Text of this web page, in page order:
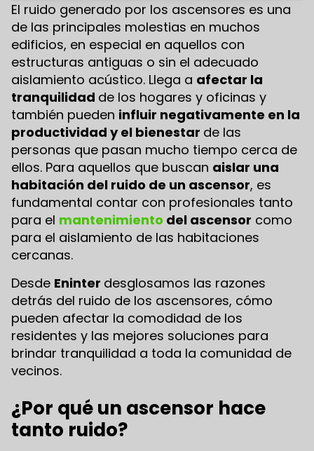
El ruido generado por los ascensores es una
de las principales molestias en muchos
edificios, en especial en aquellos con
estructuras antiguas o sin el adecuado
aislamiento acústico. Llega a afectar la
tranquilidad de los hogares y oficinas y
también pueden influir negativamente en la
productividad y el bienestar de las
personas que pasan mucho tiempo cerca de
ellos. Para aquellos que buscan aislar una
habitación del ruido de un ascensor, es
fundamental contar con profesionales tanto
para el mantenimiento del ascensor como
para el aislamiento de las habitaciones
cercanas.
Desde Eninter desglosamos las razones
detrás del ruido de los ascensores, cómo
pueden afectar la comodidad de los
residentes y las mejores soluciones para
brindar tranquilidad a toda la comunidad de
vecinos.
¿Por qué un ascensor hace
tanto ruido?